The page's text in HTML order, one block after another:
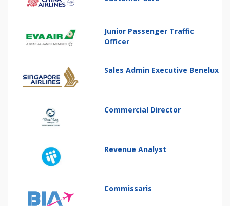
Junior Passenger Traffic
Officer
Sales Admin Executive Benelux
Commercial Director
Revenue Analyst
Commissaris